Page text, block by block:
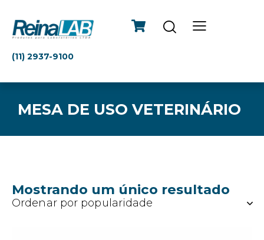
(11) 2937-9100
MESA DE USO VETERINÁRIO
Mostrando um único resultado